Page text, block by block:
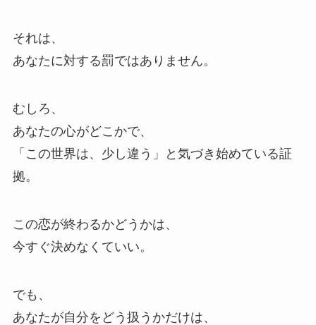
それは、
あなたに対する罰ではありません。
むしろ、
あなたの心がどこかで、
「この世界は、少し違う」と気づき始めている証
拠。
この恋が終わるかどうかは、
今すぐ決めなくていい。
でも、
あなたが自分をどう扱うかだけは、